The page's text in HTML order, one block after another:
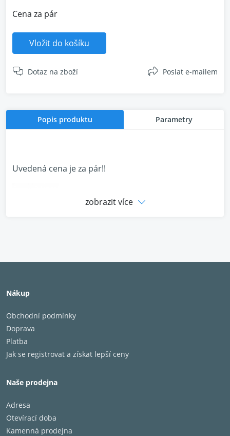
Cena za pár
Vložit do košíku
Dotaz na zboží Poslat e-mailem
Popis produktu Parametry
Uvedená cena je za pár!!
zobrazit více
Nákup
Obchodní podmínky
Doprava
Platba
Jak se registrovat a získat lepší ceny
Naše prodejna
Adresa
Otevírací doba
Kamenná prodejna